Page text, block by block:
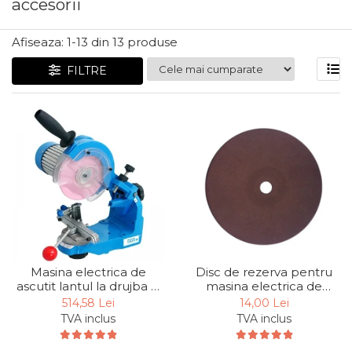
Accesorii Bucatarie
Termostat
Alarme Casa
Accesorii Baie
Accesorii Telefoane
Casti Audio
Accesorii Laptop & PC
Ultrasunete
Cutii Depozitare
Chinga & Suport Mobila
accesorii
Afiseaza: 1-13 din 13 produse
FILTRE
Masina electrica de
ascutit lantul la drujba P
2300 A Gude 94135, 230
W, 3000 rpm
514,58 Lei
TVA inclus
Disc de rezerva pentru
masina electrica de
ascutit lantul la drujba
Mannesmann 12999-ES,
Ø100x3.2x10 mm
14,00 Lei
TVA inclus